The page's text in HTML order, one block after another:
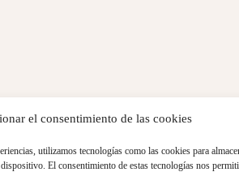
el consentimiento de las cookies
utilizamos tecnologías como las cookies para
El consentimiento de estas tecnologías nos